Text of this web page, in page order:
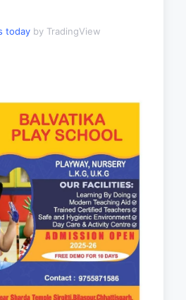
today by TradingView